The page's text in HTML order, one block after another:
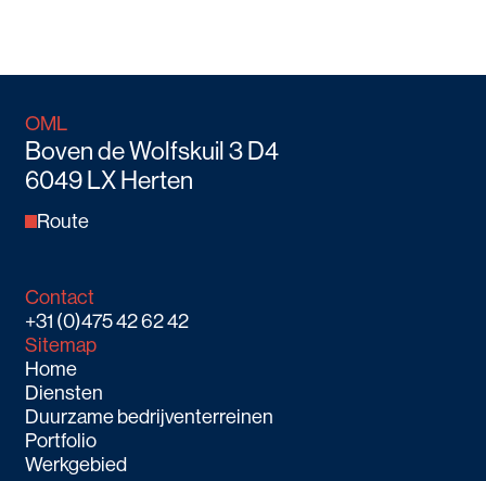
OML
Boven de Wolfskuil 3 D4
6049 LX Herten
Route
Contact
+31 (0)475 42 62 42
Sitemap
Home
Diensten
Duurzame bedrijventerreinen
Portfolio
Werkgebied